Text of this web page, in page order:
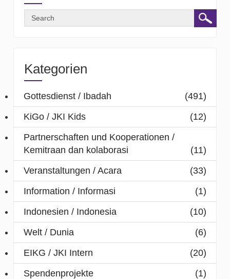
Kategorien
Gottesdienst / Ibadah
(491)
KiGo / JKI Kids
(12)
Partnerschaften und Kooperationen /
Kemitraan dan kolaborasi
(11)
Veranstaltungen / Acara
(33)
Information / Informasi
(1)
Indonesien / Indonesia
(10)
Welt / Dunia
(6)
EIKG / JKI Intern
(20)
Spendenprojekte
(1)